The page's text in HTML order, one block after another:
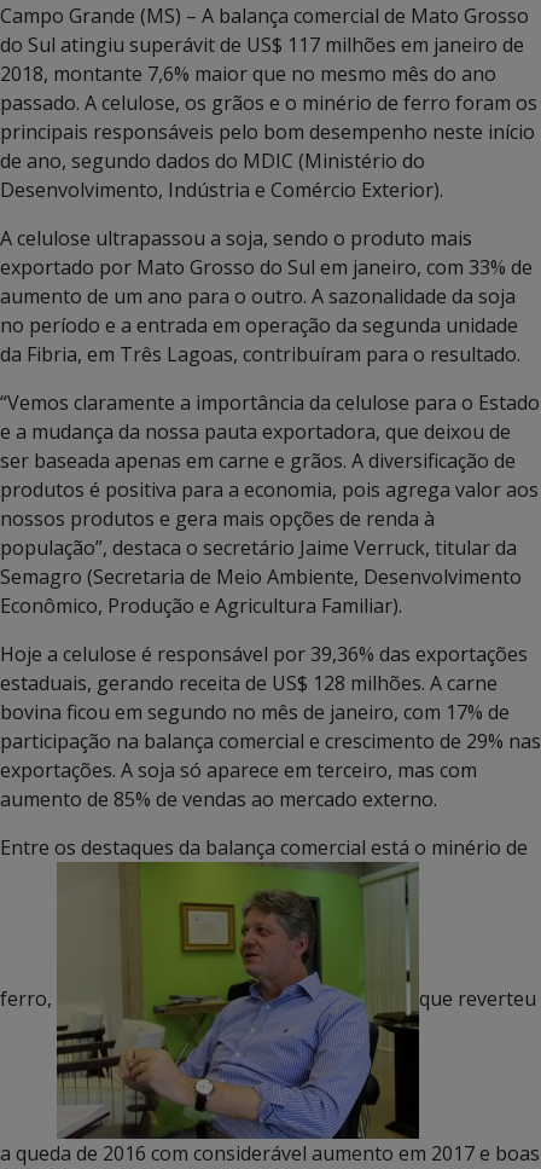
Campo Grande (MS) – A balança comercial de Mato Grosso
do Sul atingiu superávit de US$ 117 milhões em janeiro de
2018, montante 7,6% maior que no mesmo mês do ano
passado. A celulose, os grãos e o minério de ferro foram os
principais responsáveis pelo bom desempenho neste início
de ano, segundo dados do MDIC (Ministério do
Desenvolvimento, Indústria e Comércio Exterior).
A celulose ultrapassou a soja, sendo o produto mais
exportado por Mato Grosso do Sul em janeiro, com 33% de
aumento de um ano para o outro. A sazonalidade da soja
no período e a entrada em operação da segunda unidade
da Fibria, em Três Lagoas, contribuíram para o resultado.
“Vemos claramente a importância da celulose para o Estado
e a mudança da nossa pauta exportadora, que deixou de
ser baseada apenas em carne e grãos. A diversificação de
produtos é positiva para a economia, pois agrega valor aos
nossos produtos e gera mais opções de renda à
população”, destaca o secretário Jaime Verruck, titular da
Semagro (Secretaria de Meio Ambiente, Desenvolvimento
Econômico, Produção e Agricultura Familiar).
Hoje a celulose é responsável por 39,36% das exportações
estaduais, gerando receita de US$ 128 milhões. A carne
bovina ficou em segundo no mês de janeiro, com 17% de
participação na balança comercial e crescimento de 29% nas
exportações. A soja só aparece em terceiro, mas com
aumento de 85% de vendas ao mercado externo.
Entre os destaques da balança comercial está o minério de
ferro, que reverteu
a queda de 2016 com considerável aumento em 2017 e boas